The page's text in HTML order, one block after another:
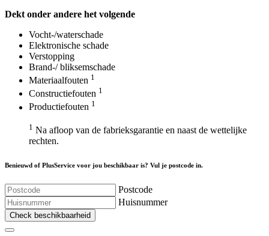
Dekt onder andere het volgende
Vocht-/waterschade
Elektronische schade
Verstopping
Brand-/ bliksemschade
Materiaalfouten 1
Constructiefouten 1
Productiefouten 1
1 Na afloop van de fabrieksgarantie en naast de wettelijke
rechten.
Benieuwd of PlusService voor jou beschikbaar is? Vul je postcode in.
Postcode
Huisnummer
Check beschikbaarheid